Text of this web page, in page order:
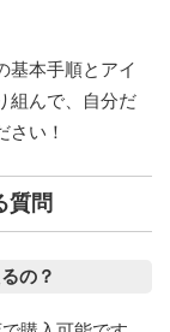
基本手順とアイ
組んで、自分だ
さい！
質問
の？